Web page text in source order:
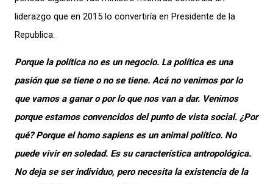
liderazgo que en 2015 lo convertiría en Presidente de la
Republica.
Porque la política no es un negocio. La política es una
pasión que se tiene o no se tiene. Acá no venimos por lo
que vamos a ganar o por lo que nos van a dar. Venimos
porque estamos convencidos del punto de vista social. ¿Por
qué? Porque el homo sapiens es un animal político. No
puede vivir en soledad. Es su característica antropológica.
No deja seser individuo, pero necesita la existencia de la